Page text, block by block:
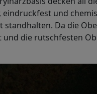
eindruckfest und
Da die
die rutschfesten